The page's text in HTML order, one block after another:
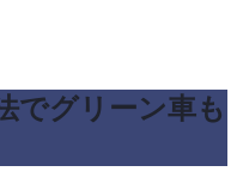
でグリーン車も